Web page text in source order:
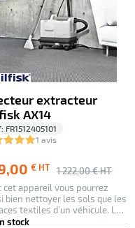
extracteur
AX14
FR1512405101
1 avis
€ HT 1 222,00 € HT
cet appareil vous pourrez
bien nettoyer les sols que les
textiles d’un véhicule. Le
stock